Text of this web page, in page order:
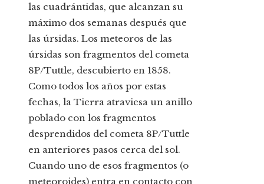
las cuadrántidas, que alcanzan su
máximo dos semanas después que
las úrsidas. Los meteoros de las
úrsidas son fragmentos del cometa
8P/Tuttle, descubierto en 1858.
Como todos los años por estas
fechas, la Tierra atraviesa un anillo
poblado con los fragmentos
desprendidos del cometa 8P/Tuttle
en anteriores pasos cerca del sol.
Cuando uno de esos fragmentos (o
meteoroides) entra en contacto con